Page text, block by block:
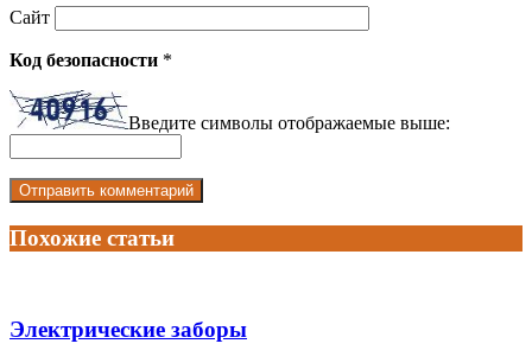
Сайт
Код безопасности *
Введите символы отображаемые выше:
Похожие статьи
Электрические заборы